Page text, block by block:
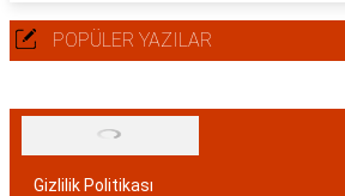
POPÜLER YAZILAR
Gizlilik Politikası